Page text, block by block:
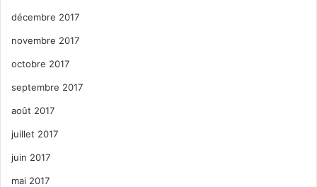
décembre 2017
novembre 2017
octobre 2017
septembre 2017
août 2017
juillet 2017
juin 2017
mai 2017